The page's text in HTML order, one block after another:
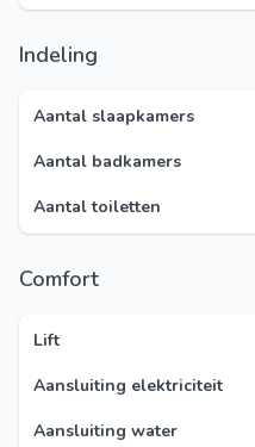
Indeling
Aantal slaapkamers
Aantal badkamers
Aantal toiletten
Comfort
Lift
Aansluiting elektriciteit
Aansluiting water